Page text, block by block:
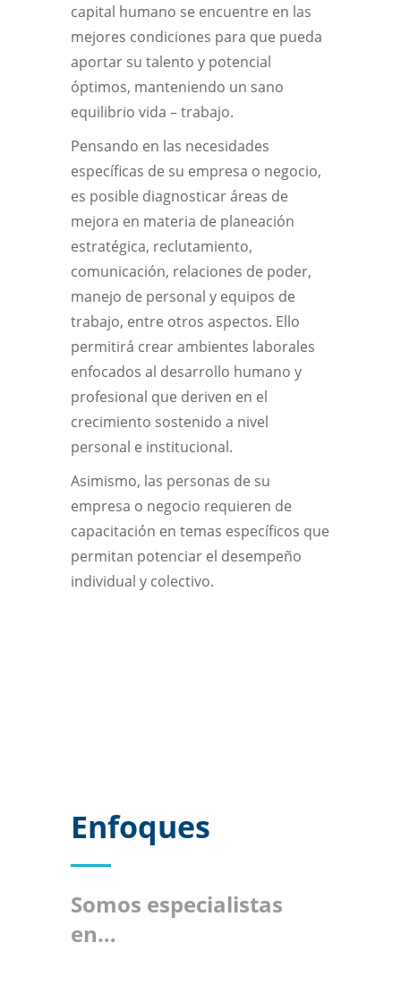
capital humano se encuentre en las
mejores condiciones para que pueda
aportar su talento y potencial
óptimos, manteniendo un sano
equilibrio vida – trabajo.
Pensando en las necesidades
específicas de su empresa o negocio,
es posible diagnosticar áreas de
mejora en materia de planeación
estratégica, reclutamiento,
comunicación, relaciones de poder,
manejo de personal y equipos de
trabajo, entre otros aspectos. Ello
permitirá crear ambientes laborales
enfocados al desarrollo humano y
profesional que deriven en el
crecimiento sostenido a nivel
personal e institucional.
Asimismo, las personas de su
empresa o negocio requieren de
capacitación en temas específicos que
permitan potenciar el desempeño
individual y colectivo.
Enfoques
Somos especialistas
en…